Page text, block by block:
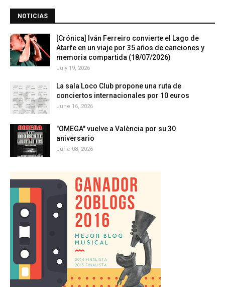
NOTICIAS
[Crónica] Iván Ferreiro convierte el Lago de
Atarfe en un viaje por 35 años de canciones y
memoria compartida (18/07/2026)
July 19, 2026
La sala Loco Club propone una ruta de
conciertos internacionales por 10 euros
June 16, 2026
"OMEGA" vuelve a València por su 30
aniversario
June 08, 2026